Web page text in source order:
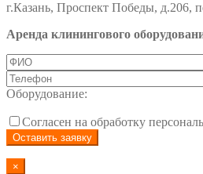
г.Казань, Проспект Победы, д.206,
Аренда клинингового
Оборудование:
Согласен на обработку
×